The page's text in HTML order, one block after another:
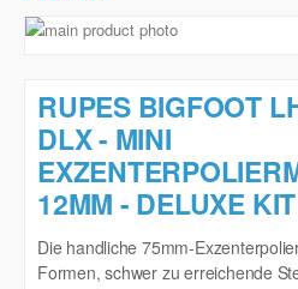
Zum
Bildgalerie
springen
Anfang
der
Bildgalerie
springen
RUPES BIGFOOT
DLX - MINI
12MM - DELUXE KIT
Die handliche 75mm-
Formen, schwer zu erreichende